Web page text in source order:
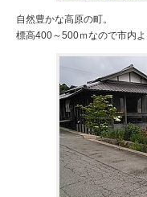
自然豊かな高原の町。
標高400～500ｍなので市内